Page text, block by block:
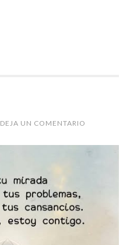
DEJA UN COMENTARIO